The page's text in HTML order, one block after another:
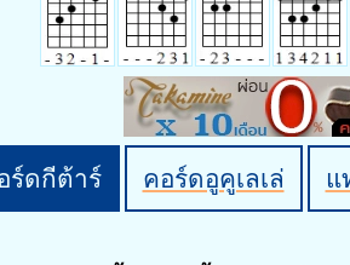
ร์ดกีต้าร์ คอร์ดอูคูเลเล่ แ